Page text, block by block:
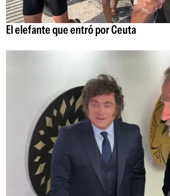
El elefante que entró por Ceuta